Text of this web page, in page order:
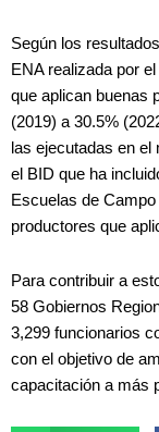
Según los
ENA realizada por
que aplican buenas
(2019) a 30.5%
las ejecutadas en
el BID que ha
Escuelas de
productores que
Para contribuir a
58 Gobiernos
3,299 funcionarios
con el objetivo de
capacitación a más